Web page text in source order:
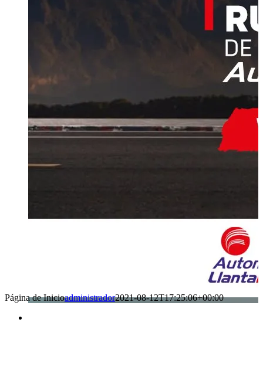
Página de Inicioadministrador2021-08-12T17:25:06+00:00